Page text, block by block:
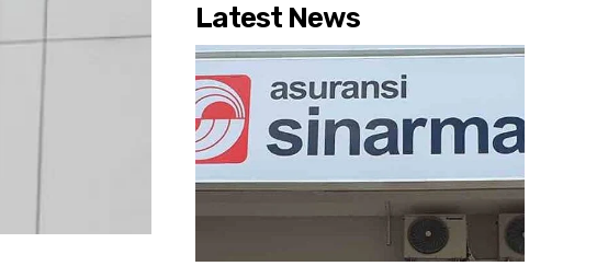
Latest News